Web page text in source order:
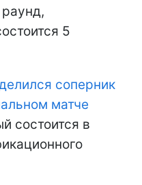
5
соперник
матче
состоится в